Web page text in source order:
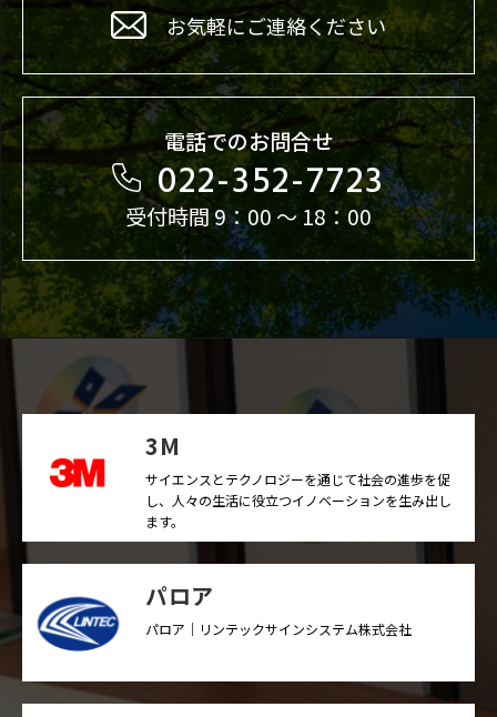
お気軽にご連絡ください
電話でのお問合せ
022-352-7723
受付時間 9：00 ～ 18：00
3M
サイエンスとテクノロジーを通じて社会の進歩を促
し、人々の生活に役立つイノベーションを生み出し
ます。
パロア
パロア｜リンテックサインシステム株式会社